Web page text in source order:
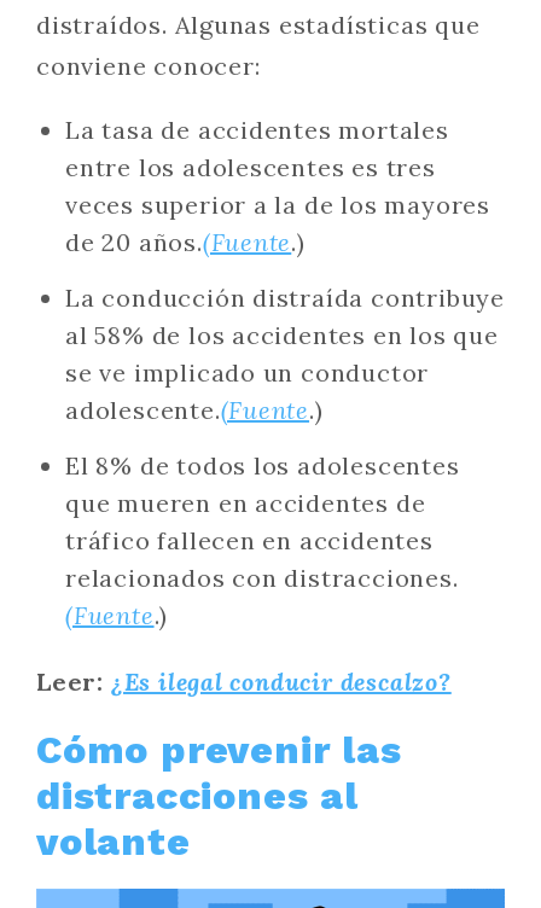
distraídos. Algunas estadísticas que
conviene conocer:
La tasa de accidentes mortales
entre los adolescentes es tres
veces superior a la de los mayores
de 20 años.(Fuente.)
La conducción distraída contribuye
al 58% de los accidentes en los que
se ve implicado un conductor
adolescente.(Fuente.)
El 8% de todos los adolescentes
que mueren en accidentes de
tráfico fallecen en accidentes
relacionados con distracciones.
(Fuente.)
Leer: ¿Es ilegal conducir descalzo?
Cómo prevenir las
distracciones al
volante